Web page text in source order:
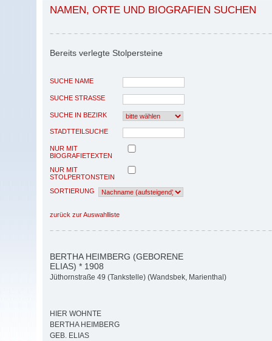
NAMEN, ORTE UND BIOGRAFIEN SUCHEN
Bereits verlegte Stolpersteine
SUCHE NAME
SUCHE STRASSE
SUCHE IN BEZIRK
STADTTEILSUCHE
NUR MIT
BIOGRAFIETEXTEN
NUR MIT
STOLPERTONSTEIN
SORTIERUNG
zurück zur Auswahlliste
BERTHA HEIMBERG (GEBORENE
ELIAS) * 1908
Jüthornstraße 49 (Tankstelle) (Wandsbek, Marienthal)
HIER WOHNTE
BERTHA HEIMBERG
GEB. ELIAS